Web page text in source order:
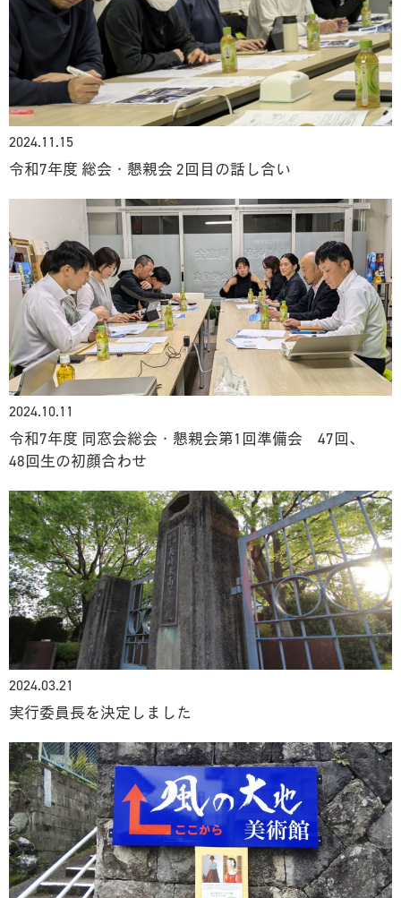
2024.11.15
令和7年度 総会・懇親会 2回目の話し合い
2024.10.11
令和7年度 同窓会総会・懇親会第1回準備会 47回、
48回生の初顔合わせ
2024.03.21
実行委員長を決定しました